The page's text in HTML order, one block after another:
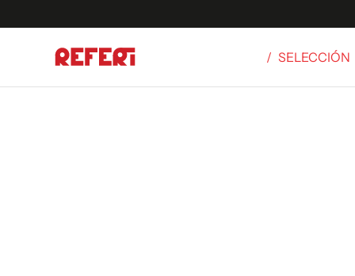
/ SELECCIÓN